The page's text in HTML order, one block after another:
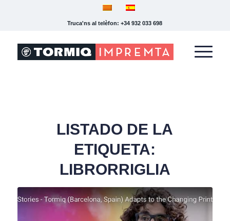
Truca'ns al telèfon: +34 932 033 698
LISTADO DE LA
ETIQUETA:
LIBRORRIGLIA